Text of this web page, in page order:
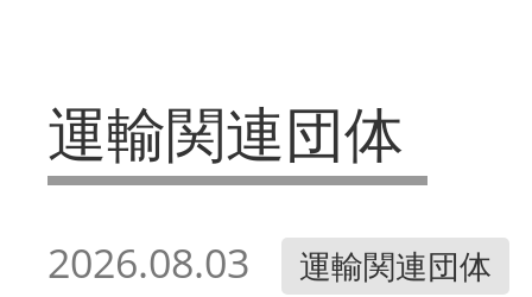
運輸関連団体
2026.08.03 運輸関連団体